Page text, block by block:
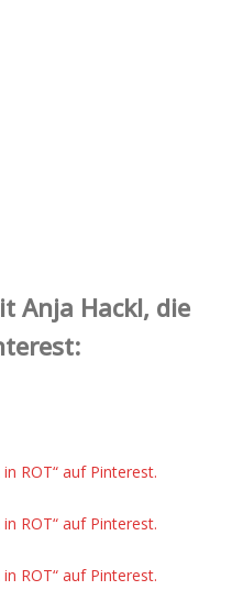
Anja Hackl, die
ROT“ auf Pinterest.
ROT“ auf Pinterest.
ROT“ auf Pinterest.